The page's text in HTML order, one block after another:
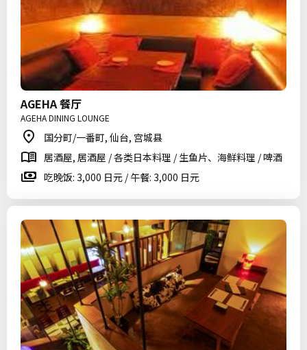
AGEHA 餐厅
AGEHA DINING LOUNGE
国分町/一番町, 仙台, 宫城县
居酒屋, 居酒屋 / 各类日本料理 / 生鱼片、海鲜料理 / 啤酒
吃晚饭: 3,000 日元 / 午餐: 3,000 日元